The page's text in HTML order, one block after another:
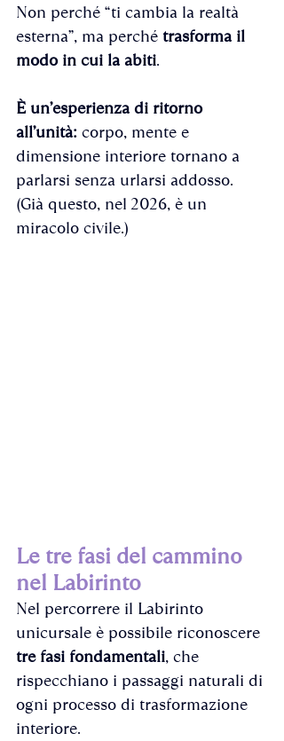
Non perché “ti cambia la realtà
esterna”, ma perché trasforma il
modo in cui la abiti.
È un’esperienza di ritorno
all’unità: corpo, mente e
dimensione interiore tornano a
parlarsi senza urlarsi addosso.
(Già questo, nel 2026, è un
miracolo civile.)
Le tre fasi del cammino
nel Labirinto
Nel percorrere il Labirinto
unicursale è possibile riconoscere
tre fasi fondamentali, che
rispecchiano i passaggi naturali di
ogni processo di trasformazione
interiore.